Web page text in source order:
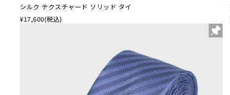
シルク テクスチャード ソリッド タイ
¥17,600(税込)